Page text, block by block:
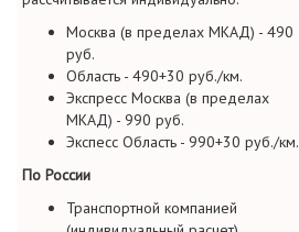
Москва (в пределах МКАД) - 490
руб.
Область - 490+30 руб./км.
Экспресс Москва (в пределах
МКАД) - 990 руб.
Экспесс Область - 990+30 руб./км.
По России
Транспортной компанией